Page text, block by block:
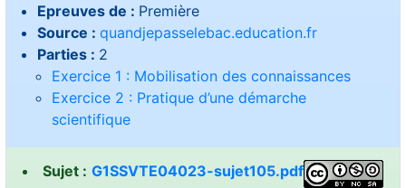
Epreuves de : Première
Source : quandjepasselebac.education.fr
Parties : 2
Exercice 1 : Mobilisation des connaissances
Exercice 2 : Pratique d’une démarche
scientifique
Sujet : G1SSVTE04023-sujet105.pdf